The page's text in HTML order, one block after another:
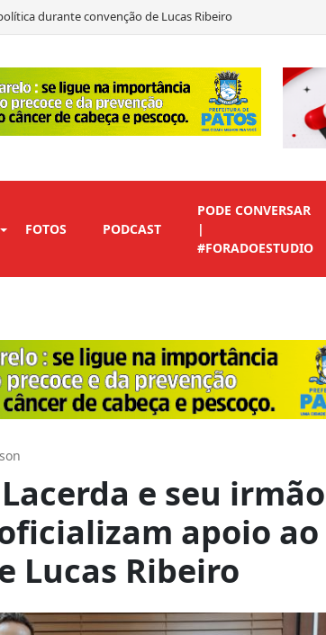
durante convenção de Lucas Ribeiro
voto em André Gadelha para o Senado
de vice para preservar candidaturas do Republicanos
FOTOS PODCAST
PODE CONVERSAR
|
#FORADOESTUDIO
e seu irmão
apoio ao
Lucas Ribeiro